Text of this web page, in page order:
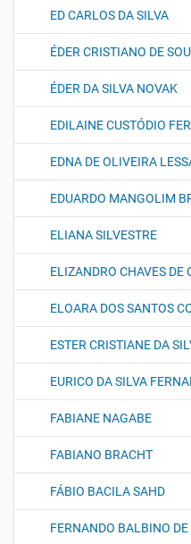
ED CARLOS DA SILVA
ÉDER CRISTIANO DE
ÉDER DA SILVA NOVAK
EDILAINE CUSTÓDIO
EDNA DE OLIVEIRA
EDUARDO MANGOLIM
ELIANA SILVESTRE
ELIZANDRO CHAVES DE
ELOARA DOS SANTOS
ESTER CRISTIANE DA
EURICO DA SILVA
FABIANE NAGABE
FABIANO BRACHT
FÁBIO BACILA SAHD
FERNANDO BALBINO